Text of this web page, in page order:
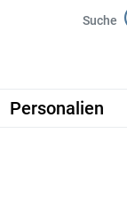
Suche
Personalien